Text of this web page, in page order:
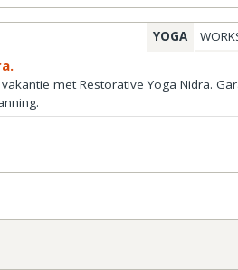
YOGA
met Restorative Yoga Nidra.